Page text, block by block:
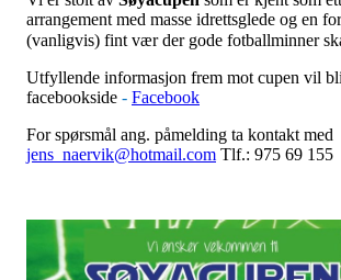
arrangement med masse idrettsglede og en
(vanligvis) fint vær der gode fotballminner
Utfyllende informasjon frem mot cupen vil
facebookside - Facebook
For spørsmål ang. påmelding ta kontakt med
jens_naervik@hotmail.com Tlf.: 975 69 155